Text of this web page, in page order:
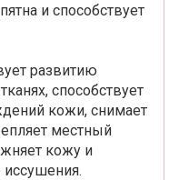
и способствует
развитию
способствует
кожи, снимает
местный
кожу и